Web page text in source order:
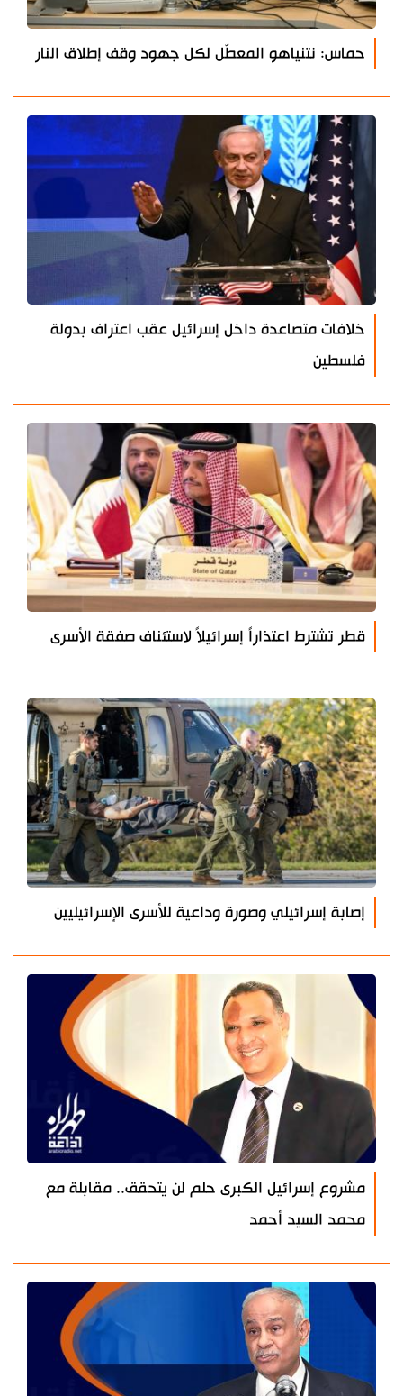
حماس: نتنياهو المعطّل لكل جهود وقف إطلاق النار
خلافات متصاعدة داخل إسرائيل عقب اعتراف بدولة
فلسطين
قطر تشترط اعتذاراً إسرائيلاً لاستئناف صفقة الأسرى
إصابة إسرائيلي وصورة وداعية للأسرى الإسرائيليين
مشروع إسرائيل الكبرى حلم لن يتحقق.. مقابلة مع
محمد السيد أحمد